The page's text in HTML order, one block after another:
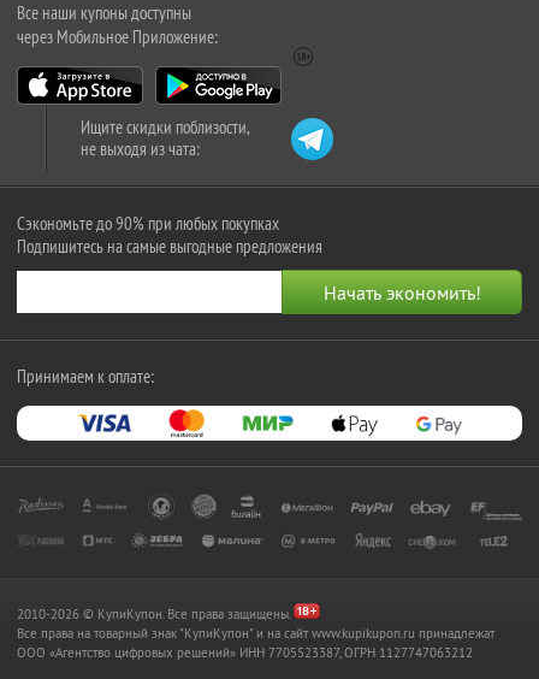
Все наши купоны доступны
через Мобильное Приложение:
Ищите скидки поблизости,
не выходя из чата:
Сэкономьте до 90% при любых покупках
Подпишитесь на самые выгодные предложения
Принимаем к оплате:
2010-2026 © КупиКупон. Все права защищены.
Все права на товарный знак "КупиКупон" и на сайт www.kupikupon.ru принадлежат
OOO «Агентство цифровых решений» ИНН 7705523387, ОГРН 1127747063212